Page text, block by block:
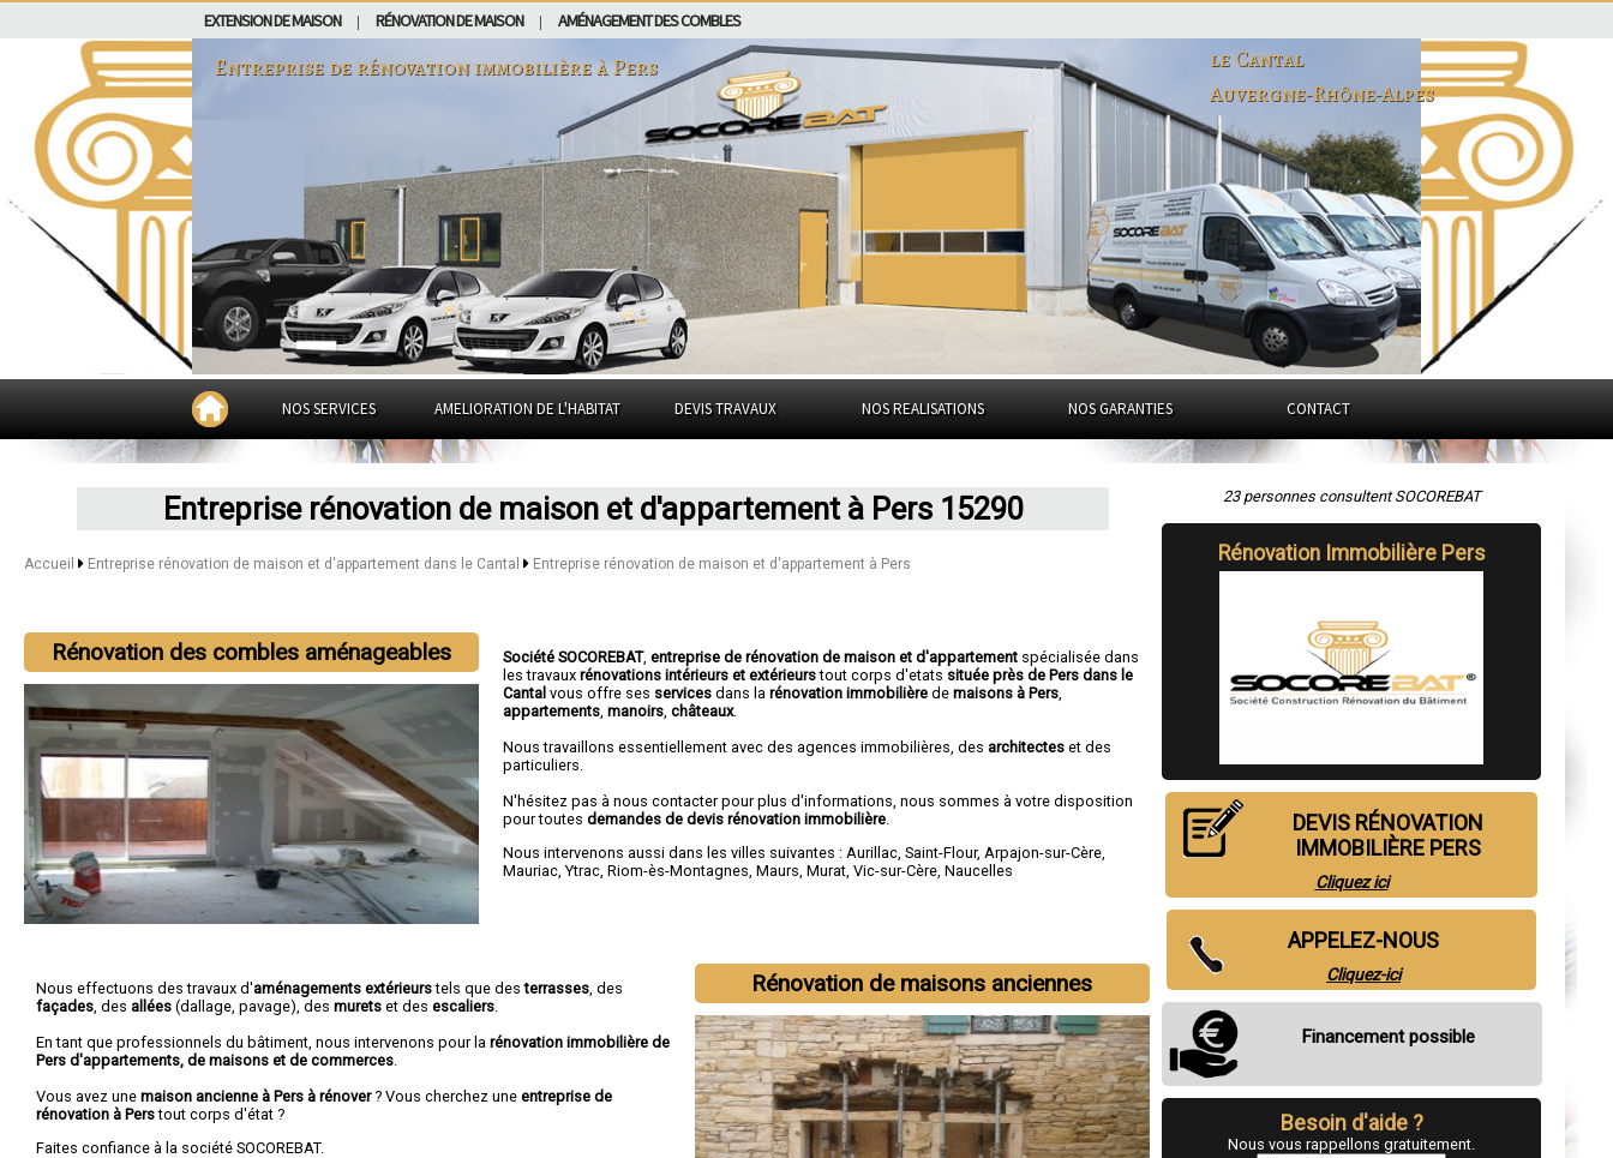
EXTENSION DE MAISON RÉNOVATION DE MAISON AMÉNAGEMENT DES COMBLES
Entreprise de rénovation immobilière àPers
le Cantal
Auvergne-Rhône-Alpes
NOS SERVICES AMELIORATION DE L'HABITAT DEVIS TRAVAUX NOS REALISATIONS NOS GARANTIES CONTACT
Entreprise rénovation de maison et d'appartement à Pers 15290
Accueil Entreprise rénovation de maison et d'appartement dans le Cantal Entreprise rénovation de maison et d'appartement à Pers
Rénovation des combles aménageables Société SOCOREBAT,entreprise de rénovation de maison et d'appartement spécialisée dans
les travauxrénovations intérieurs et extérieurstout corps d'etats située près de Pers dans le
Cantalvous offre ses services dans larénovation immobilière demaisons à Pers
appartements ,manoirs ,châteaux.
Nous travaillons essentiellement avec des agences immobilières, des architectes et des
particuliers.
N'hésitez pas à nous contacter pour plus d'informations, nous sommes à votre disposition
pour toutesdemandes de devis rénovation immobilière
Nous intervenons aussi dans les villes suivantes : Aurillac ,Saint-Flour, Arpajon-sur-Cère
Mauriac ,Ytrac ,Riom-ès-Montagnes ,Maurs ,Murat ,Vic-sur-Cère ,Naucelles
Rénovation de maisons anciennes
Nous effectuons des travaux d'aménagements extérieurstels que desterrasses , des
façades , des allées (dallage, pavage), des murets et des escaliers
En tant que professionnels du bâtiment, nous intervenons pour la rénovation immobilière de
Pers d'appartements, de maisons et de commerces
Vous avez une maison ancienne à Pers à rénover? Vous cherchez une entreprise de
rénovation à Perstout corps d'état ?
Faites confiance à la société SOCOREBAT.
23 personnes consultent SOCOREBAT
Rénovation Immobilière Pers
DEVIS RÉNOVATION
IMMOBILIÈRE PERS
Cliquez ici
APPELEZ-NOUS
Cliquez-ici
Financement possible
Besoin d'aide ?
Nous vous rappellons gratuitement.